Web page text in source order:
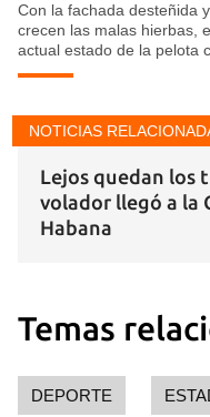
Con la fachada desteñida
crecen las malas hierbas,
actual estado de la pelota
NOTICIAS
Lejos quedan los
volador llegó a la
Habana
Temas
DEPORTE